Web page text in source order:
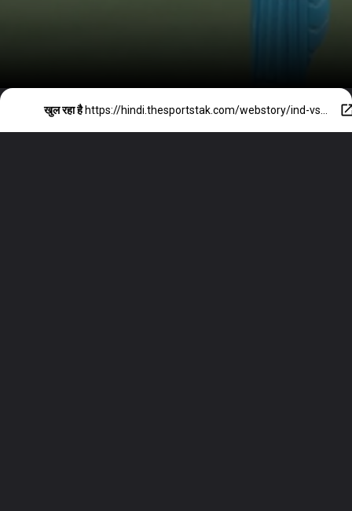
खुल रहा है https://hindi.thesportstak.com/webstory/ind-vs-nz-rohit-sharma-ms-dhoni-most-odi-sixes-record/